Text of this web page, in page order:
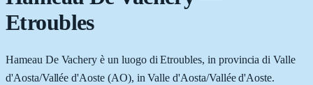
Etroubles
Hameau De Vachery è un luogo di Etroubles, in provincia di Valle
d'Aosta/Vallée d'Aoste (AO), in Valle d'Aosta/Vallée d'Aoste.